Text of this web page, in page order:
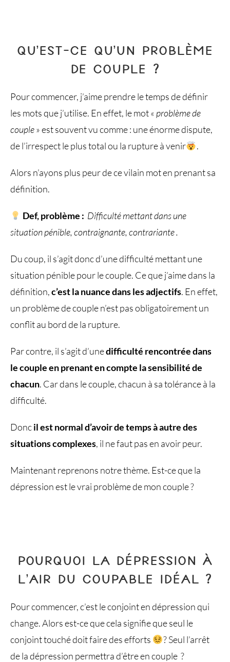
QU’EST-CE QU’UN PROBLÈME
DE COUPLE ?
Pour commencer, j’aime prendre le temps de définir
les mots que j’utilise. En effet, le mot « problème de
couple» est souvent vu comme : une énorme dispute,
de l’irrespect le plus total ou la rupture à venir
.
Alors n’ayons plus peur de ce vilain mot en prenant sa
définition.
Def, problème : Difficulté mettant dans une
situation pénible, contraignante, contrariante .
Du coup, il s’agit donc d’une difficulté mettant une
situation pénible pour le couple. Ce que j’aime dans la
définition,c’est la nuance dans les adjectifs. En effet,
un problème de couple n’est pas obligatoirement un
conflit au bord de la rupture.
Par contre, il s’agit d’unedifficulté rencontrée dans
le couple en prenant en compte la sensibilité de
chacun. Car dans le couple, chacun à sa tolérance à la
difficulté.
Doncil est normal d’avoir de temps à autre des
situations complexes, il ne faut pas en avoir peur.
Maintenant reprenons notre thème. Est-ce que la
dépression est le vrai problème de mon couple ?
POURQUOI LA DÉPRESSION À
L’AIR DU COUPABLE IDÉAL ?
Pour commencer, c’est le conjoint en dépression qui
change. Alors est-ce que cela signifie que seul le
conjoint touché doit faire des efforts
? Seul l’arrêt
de la dépression permettra d’être en couple ?